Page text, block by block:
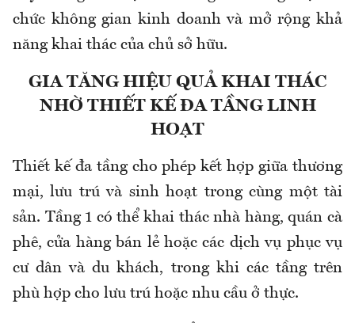
chức không gian kinh doanh và mở rộng khả
năng khai thác của chủ sở hữu.
GIA TĂNG HIỆU QUẢ KHAI THÁC
NHỜ THIẾT KẾ ĐA TẦNG LINH
HOẠT
Thiết kế đa tầng cho phép kết hợp giữa thương
mại, lưu trú và sinh hoạt trong cùng một tài
sản. Tầng 1 có thể khai thác nhà hàng, quán cà
phê, cửa hàng bán lẻ hoặc các dịch vụ phục vụ
cư dân và du khách, trong khi các tầng trên
phù hợp cho lưu trú hoặc nhu cầu ở thực.